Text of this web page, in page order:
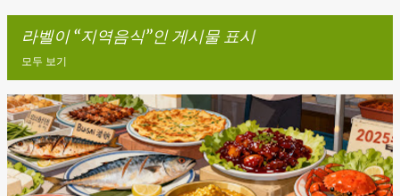
라벨이 지역음식 인 게시물 표시
모두 보기
글